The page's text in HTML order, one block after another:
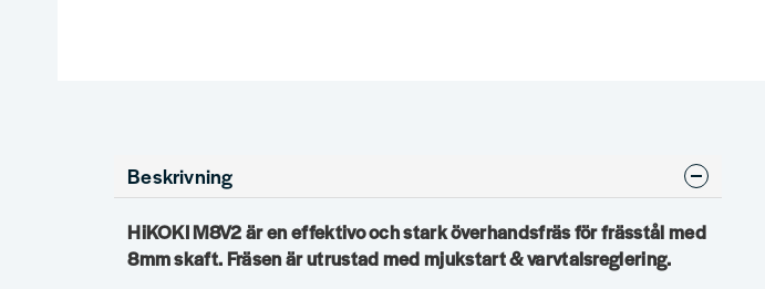
Beskrivning
HiKOKI M8V2 är en effektivo och stark överhandsfräs för frässtål med
8mm skaft. Fräsen är utrustad med mjukstart & varvtalsreglering.